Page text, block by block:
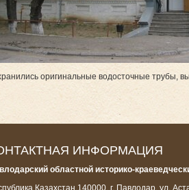
оригинальные водосточные трубы,
ИНФОРМАЦИЯ
областной историко-
Казахстан,140000, г. Павлодар, ул.